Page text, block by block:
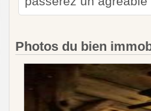
Photos du bien